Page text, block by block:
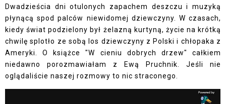
Dwadzieścia dni otulonych zapachem deszczu i muzyką
płynącą spod palców niewidomej dziewczyny. W czasach,
kiedy świat podzielony był żelazną kurtyną, życie na krótką
chwilę splotło ze sobą los dziewczyny z Polski i chłopaka z
Ameryki. O książce "W cieniu dobrych drzew" całkiem
niedawno porozmawiałam z Ewą Pruchnik. Jeśli nie
oglądaliście naszej rozmowy to nic straconego.